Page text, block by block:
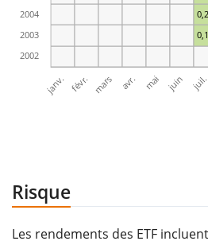
janv. févr. mars avr. mai juin juil.
2002
2003
2004
Risque
Les rendements des ETF